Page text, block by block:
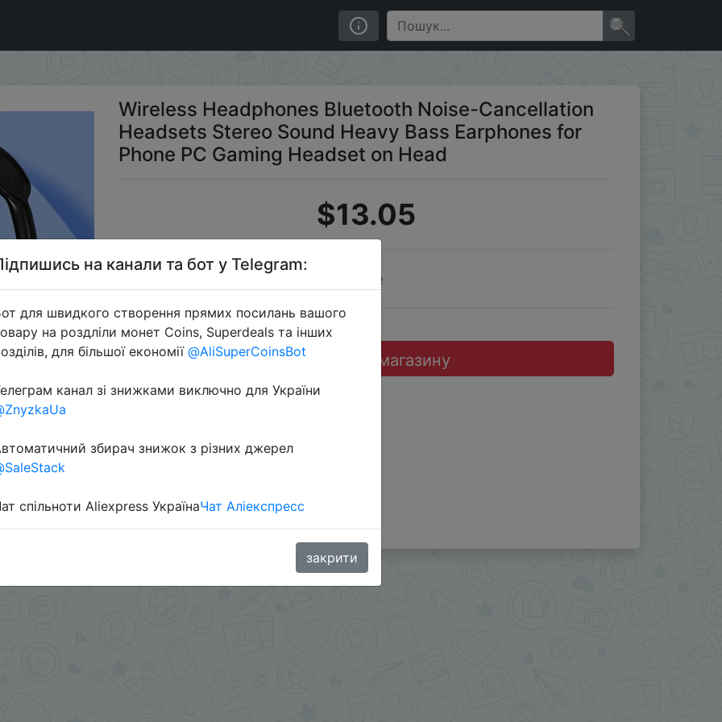
Headsets Stereo Sound Heavy Bass Earphones for Phone PC Gaming Headset on Head
Wireless Headphones Bluetooth Noise-Cancellation
Headsets Stereo Sound Heavy Bass Earphones for
Phone PC Gaming Headset on Head
$13.05
Sale
Перейти до магазину
%2B8jHVizJO6XY3M2Qy
на канали та бот у Telegram:
для швидкого створення прямих посилань вашого
на роздліли монет Coins, Superdeals та інших
для більшої економії @AliSuperCoinsBot
канал зі знижками виключно для України
збирач знижок з різних джерел
спільноти Aliexpress УкраїнаЧат Аліекспресс
закрити